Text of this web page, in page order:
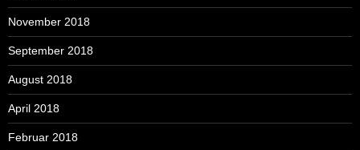
November 2018
September 2018
August 2018
April 2018
Februar 2018